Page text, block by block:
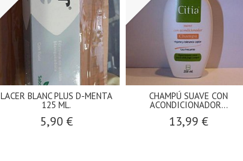
LACER BLANC PLUS D-MENTA
125 ML.
5,90 €
CHAMPÚ SUAVE CON
ACONDICIONADOR...
13,99 €